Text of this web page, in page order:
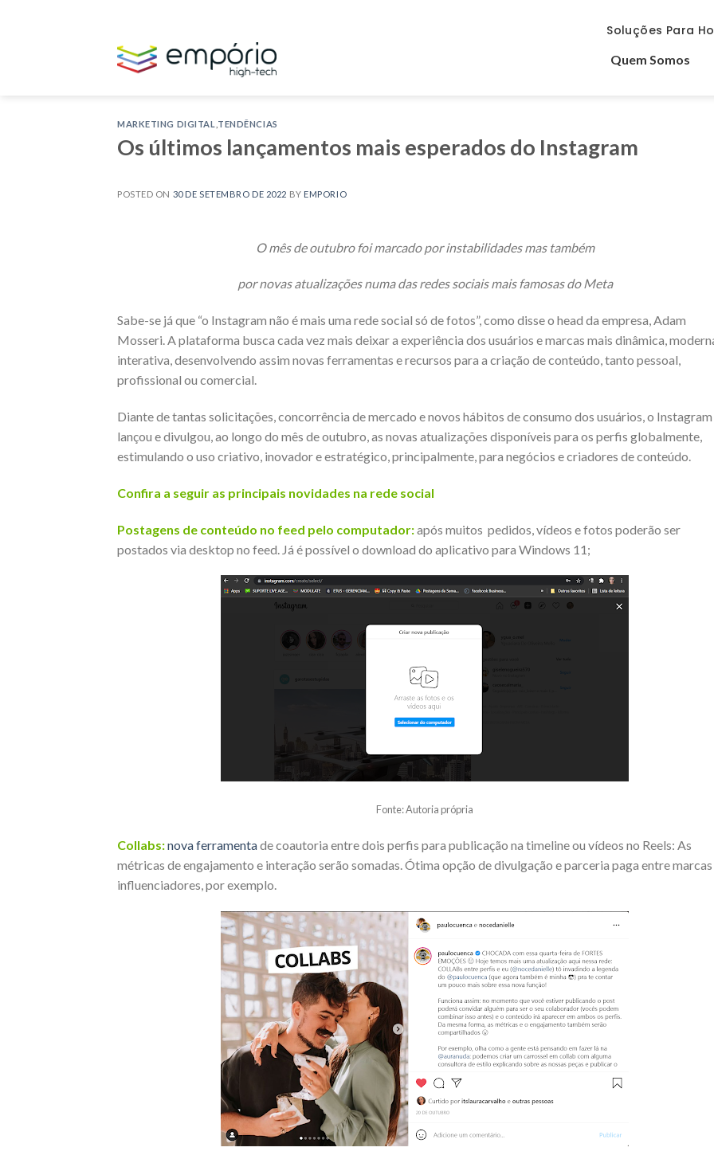
Soluções Para
Quem Somos
MARKETING DIGITAL TENDÊNCIAS
Os últimos lançamentos mais esperados do Instagram
POSTED ON 30 DE SETEMBRO DE 2022 BY EMPORIO
O mês de outubro foi marcado por instabilidades mas também
por novas atualizaçõesnuma das redes sociais mais famosas do Meta
Sabe-se já que “o Instagram não é mais uma rede social só de fotos”, como disse o head da empresa, Adam
Mosseri. A plataforma busca cada vez mais deixar a experiência dos usuários e marcas mais dinâmica,
interativa, desenvolvendo assim novas ferramentas e recursos para a criação de conteúdo, tanto pessoal,
profissional ou comercial.
Diante de tantas solicitações, concorrência de mercado e novos hábitos de consumo dos usuários, o Instagram
lançou e divulgou, ao longo do mês de outubro, as novas atualizações disponíveis para os perfis globalmente,
estimulando o uso criativo, inovador e estratégico, principalmente, para negócios e criadores de conteúdo.
Confira a seguir as principais novidades na rede social
Postagens de conteúdo no feed pelo computador:após muitos pedidos, vídeos e fotos poderão ser
postados via desktop no feed. Já é possível o download do aplicativo para Windows 11;
Fonte: Autoria própria
Collabs:nova ferramentade coautoria entre dois perfis para publicação na timeline ou vídeos no Reels: As
métricas de engajamento e interação serão somadas. Ótima opção de divulgação e parceria paga entre marcas
influenciadores, por exemplo.